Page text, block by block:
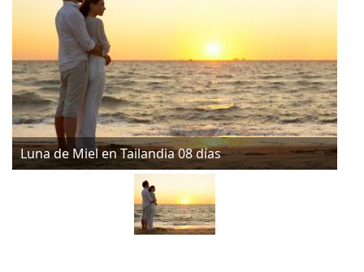
Luna de Miel en Tailandia 08 días